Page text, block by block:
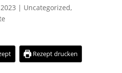
| Uncategorized,
Rezept drucken